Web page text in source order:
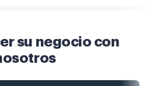
su negocio con